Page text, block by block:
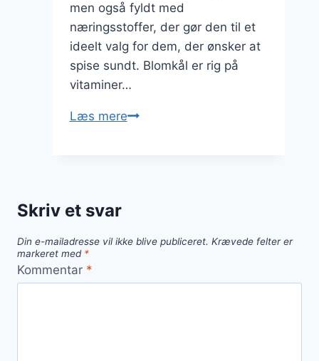
men også fyldt med
næringsstoffer, der gør den til et
ideelt valg for dem, der ønsker at
spise sundt. Blomkål er rig på
vitaminer…
Læs mereBlomkålssuppe
Skriv et svar
Din e-mailadresse vil ikke blive publiceret. Krævede felter er
markeret med *
Kommentar *